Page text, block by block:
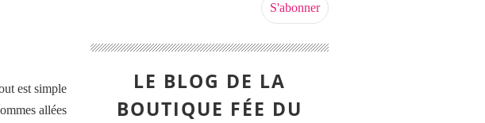
est simple
allées
LE BLOG DE LA
BOUTIQUE FÉE DU